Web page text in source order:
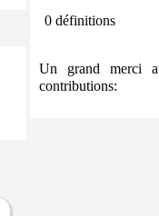
0 définitions
Un grand merci
contributions: